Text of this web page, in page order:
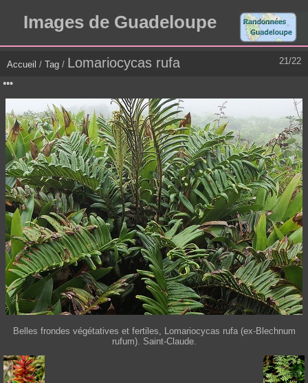
Images de Guadeloupe
21/22
Accueil / Tag / Lomariocycas rufa
Belles frondes végétatives et fertiles, Lomariocycas rufa (ex-Blechnum
rufum). Saint-Claude.